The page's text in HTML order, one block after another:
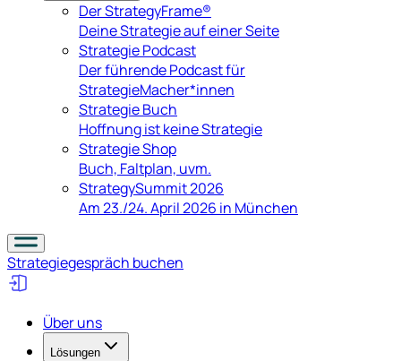
Der StrategyFrame®
Deine Strategie auf einer Seite
Strategie Podcast
Der führende Podcast für
StrategieMacher*innen
Strategie Buch
Hoffnung ist keine Strategie
Strategie Shop
Buch, Faltplan, uvm.
StrategySummit 2026
Am 23./24. April 2026 in München
Strategiegespräch buchen
Über uns
Lösungen